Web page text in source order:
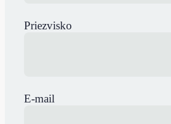
Priezvisko
E-mail